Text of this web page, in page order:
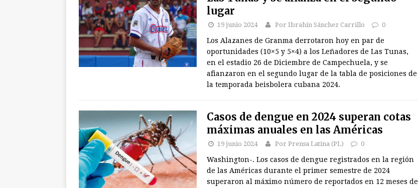
lugar
19 junio 2024 Por Ibrahín Sánchez Carrillo 0
Los Alazanes de Granma derrotaron hoy en par de
oportunidades (10×5 y 5×4) a los Leñadores de Las Tunas,
en el estadio 26 de Diciembre de Campechuela, y se
afianzaron en el segundo lugar de la tabla de posiciones de
la temporada beisbolera cubana 2024.
Casos de dengue en 2024 superan cotas
máximas anuales en las Américas
19 junio 2024 Por Prensa Latina (PL) 0
Washington-. Los casos de dengue registrados en la región
de las Américas durante el primer semestre de 2024
superaron al máximo número de reportados en 12 meses de